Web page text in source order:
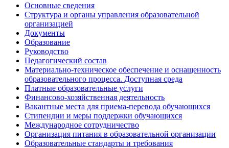
Основные сведения
Структура и органы управления образовательной
организацией
Документы
Образование
Руководство
Педагогический состав
Материально-техническое обеспечение и оснащенность
образовательного процесса. Доступная среда
Платные образовательные услуги
Финансово-хозяйственная деятельность
Вакантные места для приема-перевода обучающихся
Стипендии и меры поддержки обучающихся
Международное сотрудничество
Организация питания в образовательной организации
Образовательные стандарты и требования